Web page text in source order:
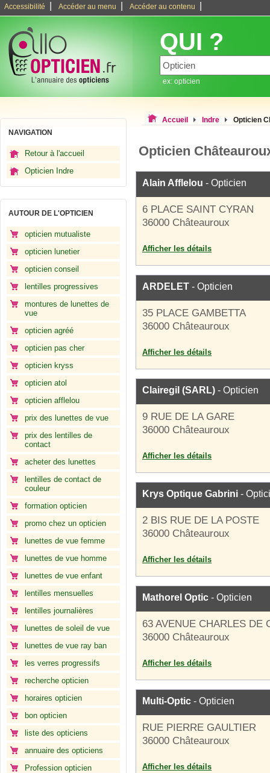
Accessibilité Accéder au menu Accéder au contenu
QUI ?
ex: opticien
NAVIGATION
Retour à l'accueil
Opticien Indre
AUTOUR DE L'OPTICIEN
opticien mutualiste
opticien lunetier
opticien conseil
lentilles progressives
montures de lunettes de
vue
opticien agréé
opticien pas cher
opticien kryss
opticien atol
opticien afflelou
prix des lunettes de vue
prix des lentilles de
contact
acheter des lunettes
lentilles de contact de
couleur
formation opticien
promo chez un opticien
lunettes de vue femme
lunettes de vue homme
lunettes de vue enfant
lentilles mensuelles
lentilles journalières
lunettes de soleil de vue
lunettes de vue ray ban
les verres progressifs
recherche opticien
horaires opticien
bon opticien
liste des opticiens
annuaire des opticiens
Profession opticien
Accueil Indre Opticien
Opticien
Alain Afflelou - Opticien
6 PLACE SAINT CYRAN
36000 Châteauroux
Afficher les détails
ARDELET - Opticien
35 PLACE GAMBETTA
36000 Châteauroux
Afficher les détails
Clairegil (SARL) - Opticien
9 RUE DE LA GARE
36000 Châteauroux
Afficher les détails
Krys Optique Gabrini -
2 BIS RUE DE LA POSTE
36000 Châteauroux
Afficher les détails
Mathorel Optic - Opticien
63 AVENUE CHARLES DE
36000 Châteauroux
Afficher les détails
Multi-Optic - Opticien
RUE PIERRE GAULTIER
36000 Châteauroux
Afficher les détails